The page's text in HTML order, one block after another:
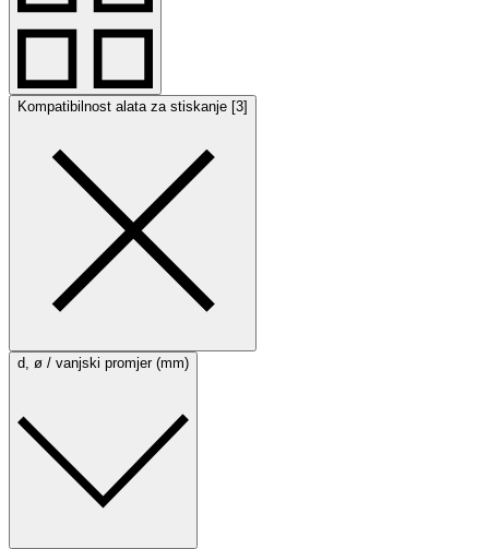
Kompatibilnost alata za stiskanje [3]
d, ø / vanjski promjer (mm)